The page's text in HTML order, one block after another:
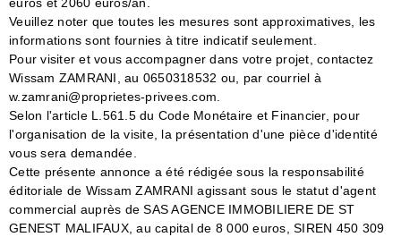
euros et 2060 euros/an.
Veuillez noter que toutes les mesures sont approximatives, les
informations sont fournies à titre indicatif seulement.
Pour visiter et vous accompagner dans votre projet, contactez
Wissam ZAMRANI, au 0650318532 ou, par courriel à
w.zamrani@proprietes-privees.com.
Selon l'article L.561.5 du Code Monétaire et Financier, pour
l'organisation de la visite, la présentation d'une pièce d'identité
vous sera demandée.
Cette présente annonce a été rédigée sous la responsabilité
éditoriale de Wissam ZAMRANI agissant sous le statut d'agent
commercial auprès de SAS AGENCE IMMOBILIERE DE ST
GENEST MALIFAUX, au capital de 8 000 euros, SIREN 450 309